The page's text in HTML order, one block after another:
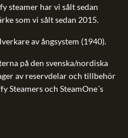
steamer har vi sålt sedan
som vi sålt sedan 2015.
av ångsystem (1940).
på den svenska/nordiska
av reservdelar och tillbehör
Steamers och SteamOne´s